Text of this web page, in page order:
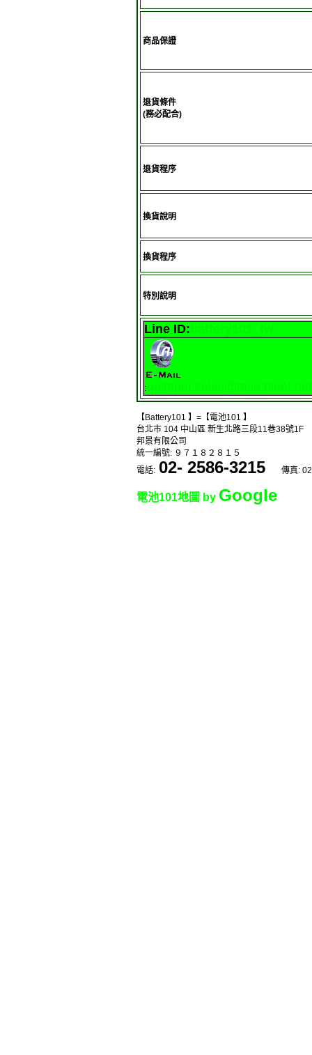
商品保證
退貨條件
(務必配合)
退貨程序
換貨說明
換貨程序
特別說明
Line ID:
:
【Battery101 】=【電池101 】
台北市 104 中山區 新生北路三段11巷38號1F
邦景有限公司
統一編號: ９７１８２８１５
電話: 02- 2586-3215 傳真:
電池101地圖 by Google